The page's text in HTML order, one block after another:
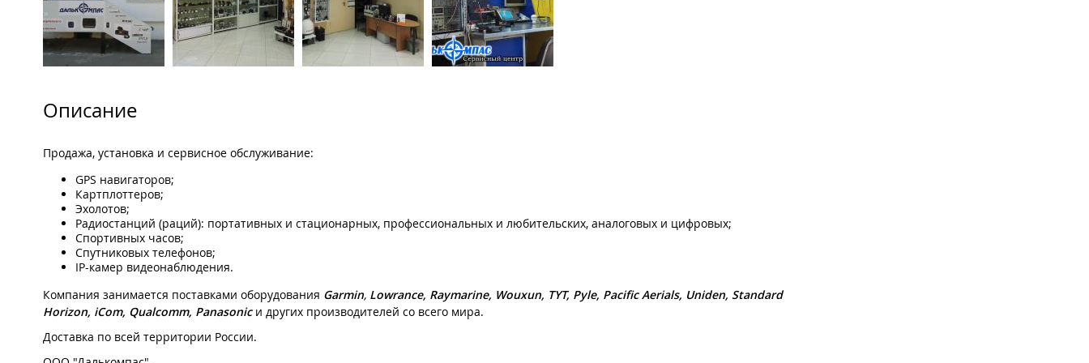
Описание
Продажа, установка и сервисное обслуживание:
GPS навигаторов;
Картплоттеров;
Эхолотов;
Радиостанций (раций): портативных и стационарных, профессиональных и любительских, аналоговых и цифровых;
Спортивных часов;
Спутниковых телефонов;
IP-камер видеонаблюдения.
Компания занимается поставками оборудования Garmin, Lowrance, Raymarine, Wouxun, TYT, Pyle, Pacific Aerials, Uniden, Standard
Horizon, iCom, Qualcomm, Panasonicи других производителей со всего мира.
Доставка по всей территории России.